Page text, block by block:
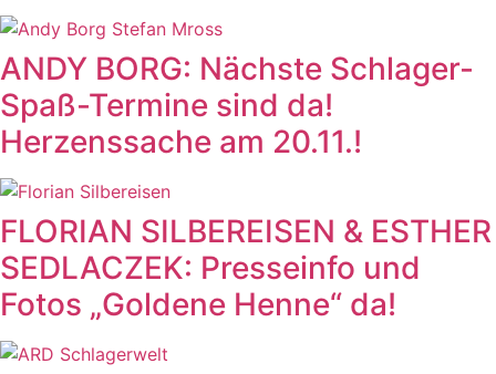
ANDY BORG: Nächste Schlager-
Spaß-Termine sind da!
Herzenssache am 20.11.!
FLORIAN SILBEREISEN & ESTHER
SEDLACZEK: Presseinfo und
Fotos „Goldene Henne“ da!